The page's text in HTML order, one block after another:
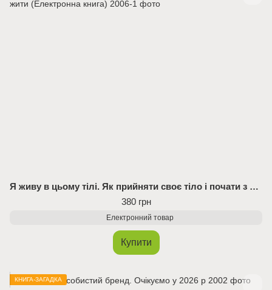
Я живу в цьому тілі. Як прийняти своє тіло і почати з ним жити (Електронна книга)
380 грн
Електронний товар
Купити
КНИГА-ЗАГАДКА